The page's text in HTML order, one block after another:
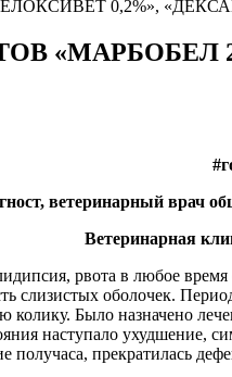
0,2%»,
«МАРБОБЕЛ
ветеринарный врач
Ветеринарная
рвота в любое
слизистых оболочек.
Было назначено
наступало ухудшение,
получаса, прекратилась